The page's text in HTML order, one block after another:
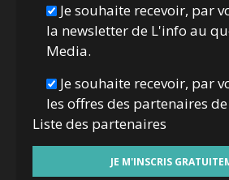
Je souhaite recevoir, par
la newsletter de L'info au
Media.
Je souhaite recevoir, par
les offres des partenaires de
Liste des partenaires